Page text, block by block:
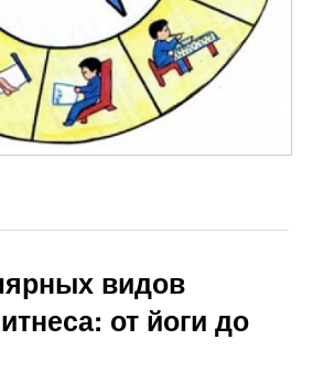
видов
от йоги до